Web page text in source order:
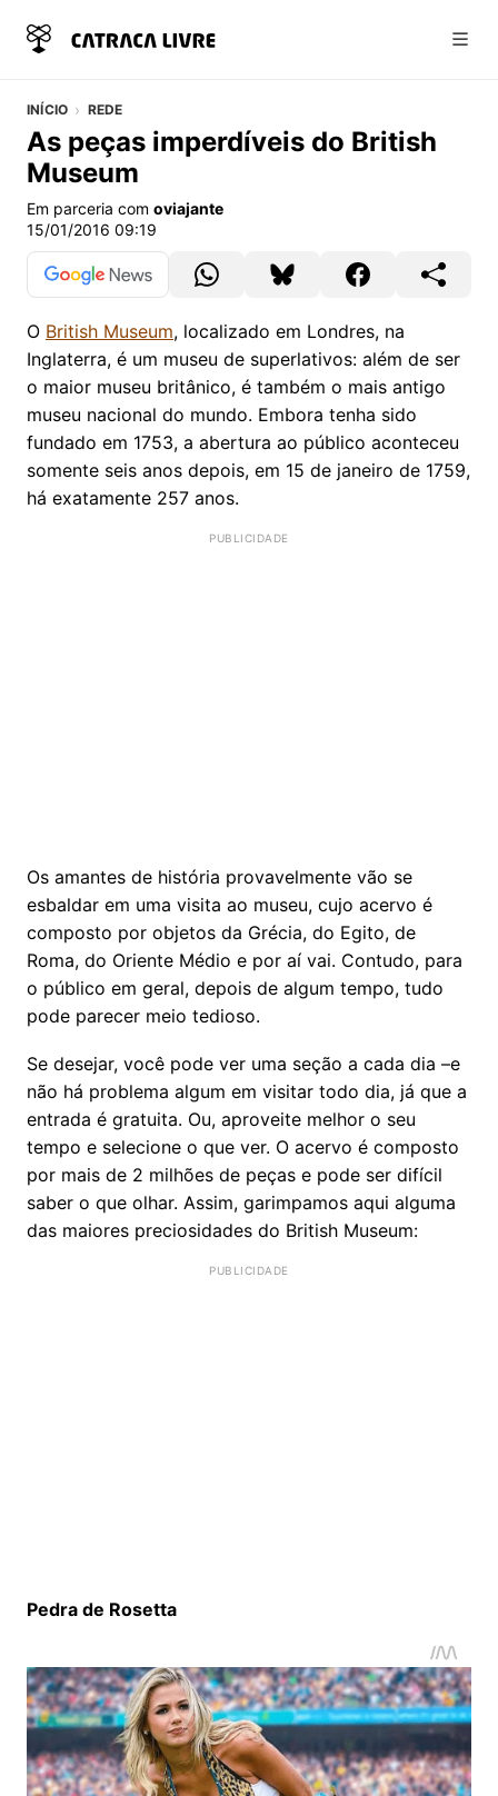
INÍCIO REDE
As peças imperdíveis do British
Museum
Em parceria com oviajante
15/01/2016 09:19
O British Museum, localizado em Londres, na
Inglaterra, é um museu de superlativos: além de ser
o maior museu britânico, é também o mais antigo
museu nacional do mundo. Embora tenha sido
fundado em 1753, a abertura ao público aconteceu
somente seis anos depois, em 15 de janeiro de 1759,
há exatamente 257 anos.
Os amantes de história provavelmente vão se
esbaldar em uma visita ao museu, cujo acervo é
composto por objetos da Grécia, do Egito, de
Roma, do Oriente Médio e por aí vai. Contudo, para
o público em geral, depois de algum tempo, tudo
pode parecer meio tedioso.
Se desejar, você pode ver uma seção a cada dia –e
não há problema algum em visitar todo dia, já que a
entrada é gratuita. Ou, aproveite melhor o seu
tempo e selecione o que ver. O acervo é composto
por mais de 2 milhões de peças e pode ser difícil
saber o que olhar. Assim, garimpamos aqui alguma
das maiores preciosidades do British Museum:
Pedra de Rosetta